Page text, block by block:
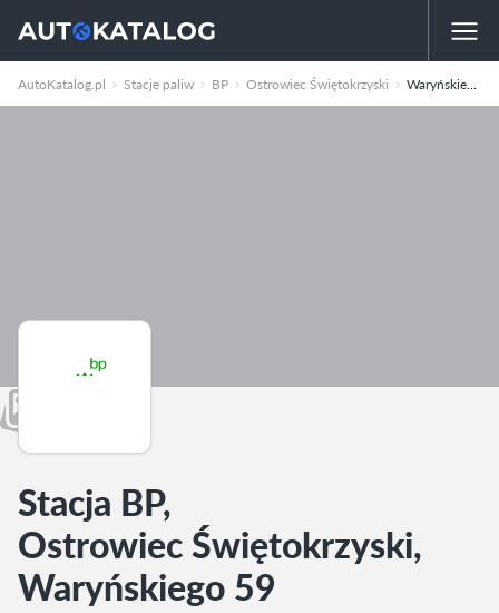
AutoKatalog.pl Stacje paliw BP Ostrowiec Świętokrzyski Waryńskiego 59
Stacja BP,
Ostrowiec Świętokrzyski,
Waryńskiego 59